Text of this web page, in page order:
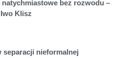
bez rozwodu –
Klisz
separacji nieformalnej